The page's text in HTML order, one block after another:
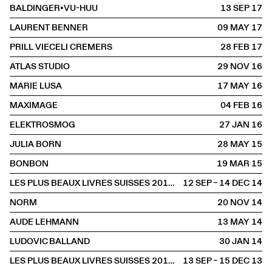
BALDINGER•VU-HUU
13 SEP2017
LAURENT BENNER
09 MAY2017
PRILL VIECELI CREMERS
28 FEB2017
ATLAS STUDIO
29 NOV2016
MARIE LUSA
17 MAY2016
MAXIMAGE
04 FEB2016
ELEKTROSMOG
27 JAN2016
JULIA BORN
28 MAY2015
BONBON
19 MAR2015
LES PLUS BEAUX LIVRES SUISSES 2013 À LA LIBRAIRIE
12 SEP – 14 DEC2014
NORM
20 NOV2014
AUDE LEHMANN
13 MAY2014
LUDOVIC BALLAND
30 JAN2014
LES PLUS BEAUX LIVRES SUISSES 2012 À LA LIBRAIRIE
13 SEP – 15 DEC2013